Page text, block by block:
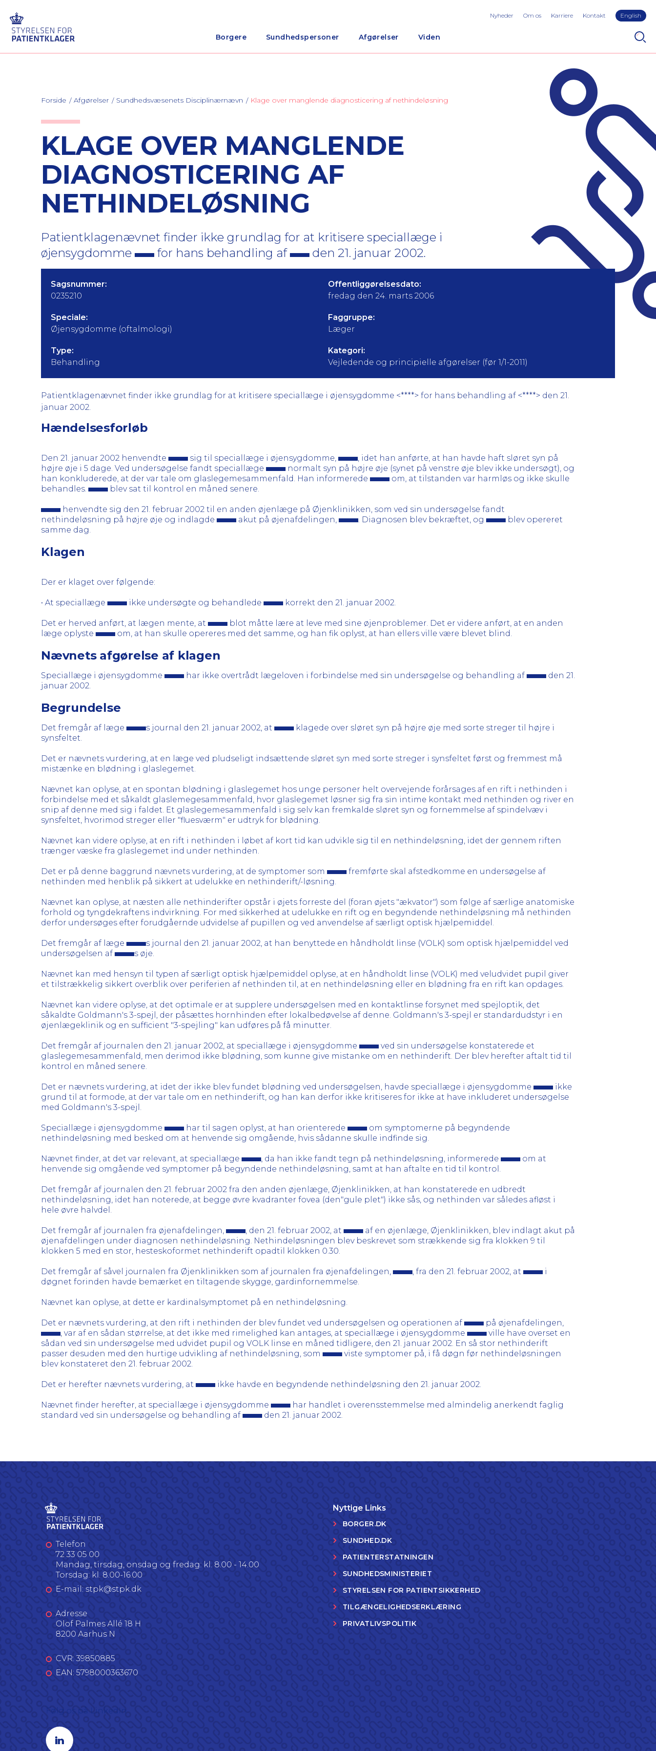
Borgere Sundhedspersoner Afgørelser Viden
Nyheder Om os Karriere Kontakt English
Forside Afgørelser Sundhedsvæsenets Disciplinærnævn Klage over manglende diagnosticering af nethindeløsning
KLAGE OVER MANGLENDE
DIAGNOSTICERING AF
NETHINDELØSNING
Patientklagenævnet finder ikke grundlag for at kritisere speciallæge i
øjensygdomme
for hans behandling af den 21. januar 2002.
Sagsnummer:
0235210
Offentliggørelsesdato:
fredag den 24. marts 2006
Speciale:
Øjensygdomme (oftalmologi)
Faggruppe:
Læger
Type:
Behandling
Kategori:
Vejledende og principielle afgørelser (før 1/1-2011)
Patientklagenævnet finder ikke grundlag for at kritisere speciallæge i øjensygdomme <****> for hans behandling af <****> den 21.
januar 2002.
Hændelsesforløb
Den 21. januar 2002 henvendte sig til speciallæge i øjensygdomme,
, idet han anførte, at han havde haft sløret syn på
højre øje i 5 dage. Ved undersøgelse fandt speciallæge
normalt syn på højre øje (synet på venstre øje blev ikke undersøgt), og
han konkluderede, at der var tale om glaslegemesammenfald. Han informerede
om, at tilstanden var harmløs og ikke skulle
behandles.
blev sat til kontrol en måned senere.
henvendte sig den 21. februar 2002 til en anden øjenlæge på Øjenklinikken, som ved sin undersøgelse fandt
nethindeløsning på højre øje og indlagde
akut på øjenafdelingen, . Diagnosen blev bekræftet, og
blev opereret
samme dag.
Klagen
Der er klaget over følgende:
• At speciallæge ikke undersøgte og behandlede korrekt den 21. januar 2002.
Det er herved anført, at lægen mente, at
blot måtte lære at leve med sine øjenproblemer. Det er videre anført, at en anden
læge oplyste
om, at han skulle opereres med det samme, og han fik oplyst, at han ellers ville være blevet blind.
Nævnets afgørelse af klagen
Speciallæge i øjensygdomme har ikke overtrådt lægeloven i forbindelse med sin undersøgelse og behandling af
den 21.
januar 2002.
Begrundelse
Det fremgår af læge s journal den 21. januar 2002, at
klagede over sløret syn på højre øje med sorte streger til højre i
synsfeltet.
Det er nævnets vurdering, at en læge ved pludseligt indsættende sløret syn med sorte streger i synsfeltet først og fremmest må
mistænke en blødning i glaslegemet.
Nævnet kan oplyse, at en spontan blødning i glaslegemet hos unge personer helt overvejende forårsages af en rift i nethinden i
forbindelse med et såkaldt glaslemegesammenfald, hvor glaslegemet løsner sig fra sin intime kontakt med nethinden og river en
snip af denne med sig i faldet. Et glaslegemesammenfald i sig selv kan fremkalde sløret syn og fornemmelse af spindelvæv i
synsfeltet, hvorimod streger eller "fluesværm" er udtryk for blødning.
Nævnet kan videre oplyse, at en rift i nethinden i løbet af kort tid kan udvikle sig til en nethindeløsning, idet der gennem riften
trænger væske fra glaslegemet ind under nethinden.
Det er på denne baggrund nævnets vurdering, at de symptomer som
fremførte skal afstedkomme en undersøgelse af
nethinden med henblik på sikkert at udelukke en nethinderift/-løsning.
Nævnet kan oplyse, at næsten alle nethinderifter opstår i øjets forreste del (foran øjets "ækvator") som følge af særlige anatomiske
forhold og tyngdekraftens indvirkning. For med sikkerhed at udelukke en rift og en begyndende nethindeløsning må nethinden
derfor undersøges efter forudgåernde udvidelse af pupillen og ved anvendelse af særligt optisk hjælpemiddel.
Det fremgår af læge
s journal den 21. januar 2002, at han benyttede en håndholdt linse (VOLK) som optisk hjælpemiddel ved
undersøgelsen af
s øje.
Nævnet kan med hensyn til typen af særligt optisk hjælpemiddel oplyse, at en håndholdt linse (VOLK) med veludvidet pupil giver
et tilstrækkelig sikkert overblik over periferien af nethinden til, at en nethindeløsning eller en blødning fra en rift kan opdages.
Nævnet kan videre oplyse, at det optimale er at supplere undersøgelsen med en kontaktlinse forsynet med spejloptik, det
såkaldte Goldmann's 3-spejl, der påsættes hornhinden efter lokalbedøvelse af denne. Goldmann's 3-spejl er standardudstyr i en
øjenlægeklinik og en sufficient "3-spejling" kan udføres på få minutter.
Det fremgår af journalen den 21. januar 2002, at speciallæge i øjensygdomme
ved sin undersøgelse konstaterede et
glaslegemesammenfald, men derimod ikke blødning, som kunne give mistanke om en nethinderift. Der blev herefter aftalt tid til
kontrol en måned senere.
Det er nævnets vurdering, at idet der ikke blev fundet blødning ved undersøgelsen, havde speciallæge i øjensygdomme
ikke
grund til at formode, at der var tale om en nethinderift, og han kan derfor ikke kritiseres for ikke at have inkluderet undersøgelse
med Goldmann's 3-spejl.
Speciallæge i øjensygdomme har til sagen oplyst, at han orienterede
om symptomerne på begyndende
nethindeløsning med besked om at henvende sig omgående, hvis sådanne skulle indfinde sig.
Nævnet finder, at det var relevant, at speciallæge , da han ikke fandt tegn på nethindeløsning, informerede
om at
henvende sig omgående ved symptomer på begyndende nethindeløsning, samt at han aftalte en tid til kontrol.
Det fremgår af journalen den 21. februar 2002 fra den anden øjenlæge, Øjenklinikken, at han konstaterede en udbredt
nethindeløsning, idet han noterede, at begge øvre kvadranter fovea (den"gule plet") ikke sås, og nethinden var således afløst i
hele øvre halvdel.
Det fremgår af journalen fra øjenafdelingen, , den 21. februar 2002, at
af en øjenlæge, Øjenklinikken, blev indlagt akut på
øjenafdelingen under diagnosen nethindeløsning. Nethindeløsningen blev beskrevet som strækkende sig fra klokken 9 til
klokken 5 med en stor, hesteskoformet nethinderift opadtil klokken 0.30.
Det fremgår af såvel journalen fra Øjenklinikken som af journalen fra øjenafdelingen, , fra den 21. februar 2002, at
i
døgnet forinden havde bemærket en tiltagende skygge, gardinfornemmelse.
Nævnet kan oplyse, at dette er kardinalsymptomet på en nethindeløsning.
Det er nævnets vurdering, at den rift i nethinden der blev fundet ved undersøgelsen og operationen af
på øjenafdelingen,
, var af en sådan størrelse, at det ikke med rimelighed kan antages, at speciallæge i øjensygdomme
ville have overset en
sådan ved sin undersøgelse med udvidet pupil og VOLK linse en måned tidligere, den 21. januar 2002. En så stor nethinderift
passer desuden med den hurtige udvikling af nethindeløsning, som
viste symptomer på, i få døgn før nethindeløsningen
blev konstateret den 21. februar 2002.
Det er herefter nævnets vurdering, at ikke havde en begyndende nethindeløsning den 21. januar 2002.
Nævnet finder herefter, at speciallæge i øjensygdomme
har handlet i overensstemmelse med almindelig anerkendt faglig
standard ved sin undersøgelse og behandling af
den 21. januar 2002.
Telefon
72 33 05 00
Mandag, tirsdag, onsdag og fredag: kl. 8.00 - 14.00
Torsdag: kl. 8.00-16.00
E-mail: stpk@stpk.dk
Adresse
Olof Palmes Allé 18 H
8200 Aarhus N
CVR: 39850885
EAN: 5798000363670
Linkedin profil
Nyttige Links
BORGER.DK
SUNDHED.DK
PATIENTERSTATNINGEN
SUNDHEDSMINISTERIET
STYRELSEN FOR PATIENTSIKKERHED
TILGÆNGELIGHEDSERKLÆRING
PRIVATLIVSPOLITIK